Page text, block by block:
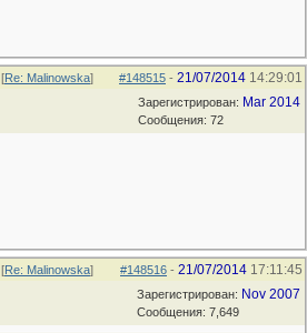
#148515 - 21/07/2014 14:29:01
[Re: Malinowska]
Зарегистрирован: Mar 2014
Сообщения: 72
#148516 - 21/07/2014 17:11:45
[Re: Malinowska]
Зарегистрирован: Nov 2007
Сообщения: 7,649